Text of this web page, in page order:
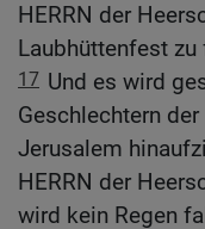
HERRN der
Laubhüttenfest zu
17 Und es wird
Geschlechtern
Jerusalem
HERRN der
wird kein Regen